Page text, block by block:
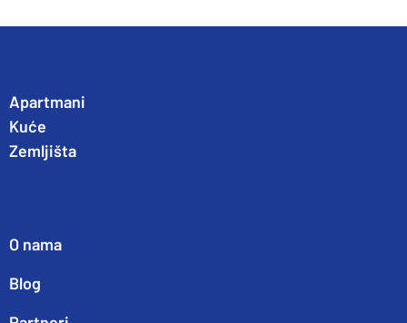
Apartmani
Kuće
Zemljišta
O nama
Blog